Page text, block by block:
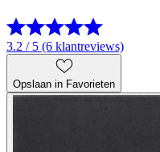
3.2 / 5 (6 klantreviews)
Opslaan in Favorieten